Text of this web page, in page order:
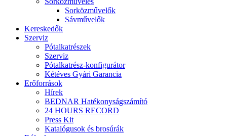
Sorközművelők
Sávművelők
Kereskedők
Szerviz
Pótalkatrészek
Szerviz
Pótalkatrész-konfigurátor
Kétéves Gyári Garancia
Erőforrások
Hírek
BEDNAR Hatékonyságszámító
24 HOURS RECORD
Press Kit
Katalógusok és brosúrák